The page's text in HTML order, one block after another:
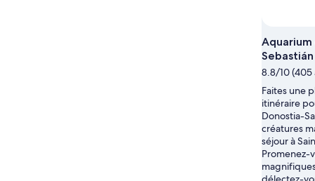
août
août
-
16
août
Aquarium
Sebastián
8.8/10 (405
Faites une
itinéraire
Donostia-
créatures
séjour à
Promenez-